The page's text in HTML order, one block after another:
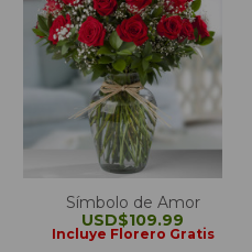
Símbolo de Amor
USD$109.99
Incluye Florero Gratis